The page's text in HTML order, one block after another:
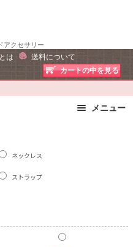
アクセサリー
は
送料について
カートの中を見る
メニュー
色で選ぶ
ネックレス
ストラップ